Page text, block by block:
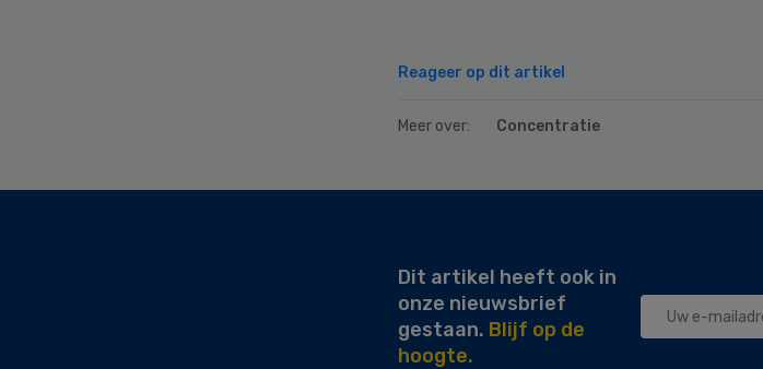
Reageer op dit artikel
Meer over: Concentratie
Dit artikel heeft ook in
onze nieuwsbrief
gestaan. Blijf op de
hoogte.